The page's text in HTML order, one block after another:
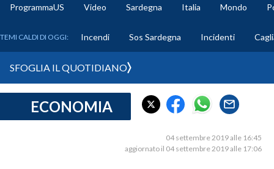
CRONACA SARDEGNA
ProgrammaUS Video Sardegna Italia Mondo
TEMI CALDI DI OGGI: Incendi Sos Sardegna Incidenti
SFOGLIA IL QUOTIDIANO
ECONOMIA
04 settembre 2019 alle 16:45
aggiornato il 04 settembre 2019 alle 17:06